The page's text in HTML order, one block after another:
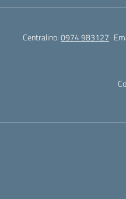
Centralino:0974 983127